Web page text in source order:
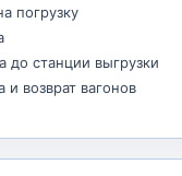
погрузку
до станции выгрузки
и возврат вагонов